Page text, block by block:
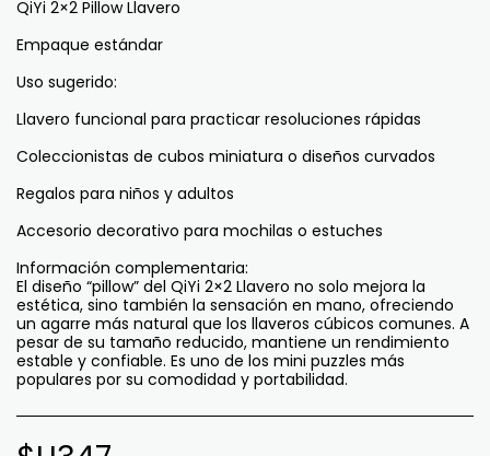
QiYi 2×2 Pillow Llavero
Empaque estándar
Uso sugerido:
Llavero funcional para practicar resoluciones rápidas
Coleccionistas de cubos miniatura o diseños curvados
Regalos para niños y adultos
Accesorio decorativo para mochilas o estuches
Información complementaria:
El diseño “pillow” del QiYi 2×2 Llavero no solo mejora la
estética, sino también la sensación en mano, ofreciendo
un agarre más natural que los llaveros cúbicos comunes. A
pesar de su tamaño reducido, mantiene un rendimiento
estable y confiable. Es uno de los mini puzzles más
populares por su comodidad y portabilidad.